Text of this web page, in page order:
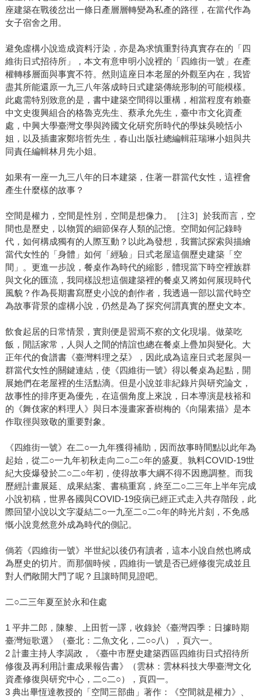
座建築在戰後岔出一條日產層層轉變為私產的路徑，在當代作為
女子宿舍之用。
避免虛構小說造成資料汙染，亦是為求慎重對待真實存在的「四
維街日式招待所」，本文有意申明小說裡的「四維街一號」在產
權轉移層面與事實不符。然則這座日本老屋的外觀至內在，我皆
盡其所能還原一九三八年落成時日式建築傳統形制的可能模樣。
此處需特別致意的是，書中建築空間得以重構，相當程度有賴臺
中文史復興組合的格魯克先生、蔡承允先生，臺中市文化資產
處，中興大學臺灣文學與跨國文化研究所時代的學妹吳曉恬小
姐，以及插畫家鄭培哲先生，春山出版社總編輯莊瑞琳小姐與共
同責任編輯林月先小姐。
如果有一座一九三八年的日本建築，住著一群當代女性，這裡會
產生什麼樣的故事？
空間是權力，空間是性別，空間是想像力。［注3］於我而言，空
間也是歷史，以物質的細節保存人類的記憶。空間如何記錄時
代，如何構成獨有的人際互動？以此為發想，我嘗試探索與描繪
當代女性的「身體」如何「經驗」日式老屋這個歷史建築「空
間」。更進一步說，餐桌作為時代的縮影，體現當下時空裡族群
與文化的匯流，我同樣設想這個建築裡的餐桌又將如何展現時代
風貌？作為長期書寫歷史小說的創作者，我透過一部以當代時空
為故事背景的虛構小說，仍然是為了探究何謂真實的歷史文本。
飲食起居的日常情景，實則便是習焉不察的文化現場。做菜吃
飯，閒話家常，人與人之間的情誼也總在餐桌上疊加與變化。大
正年代的食譜書《臺灣料理之栞》，因此成為這座日式老屋與一
群當代女性的關鍵連結，使《四維街一號》得以餐桌為起點，開
展她們在老屋裡的生活點滴。但是小說並非紀錄片與研究論文，
故事性的排序更為優先，在這個角度上來說，日本導演是枝裕和
的《舞伎家的料理人》與日本漫畫家蒼樹梅的《向陽素描》是本
作取徑與致敬的重要對象。
《四維街一號》在二○一九年獲得補助，因而故事時間點以此年為
起始，從二○一九年初秋走向二○二○年的盛夏。孰料COVID-19世
紀大疫爆發於二○二○年初，使得故事大綱不得不因應調整。而我
歷經計畫展延、成果結案、書稿重寫，終至二○二三年上半年完成
小說初稿，世界各國與COVID-19疫病已經正式走入共存階段，此
際回望小說以文字凝結二○一九至二○二○年的時光片刻，不免感
慨小說竟然意外成為時代的側記。
倘若《四維街一號》半世紀以後仍有讀者，這本小說自然也將成
為歷史的切片。而那個時候，四維街一號是否已經修復完成並且
對人們敞開大門了呢？且讓時間見證吧。
二○二三年夏至於永和住處
1 平井二郎，陳黎、上田哲一譯，收錄於《臺灣四季：日據時期
臺灣短歌選》（臺北：二魚文化，二○○八），頁六一。
2 計畫主持人李謁政，《臺中市歷史建築西區四維街日式招待所
修復及再利用計畫成果報告書》（雲林：雲林科技大學臺灣文化
資產修復與研究中心，二○二○），頁四一。
3 典出畢恆達教授的「空間三部曲」著作：《空間就是權力》、